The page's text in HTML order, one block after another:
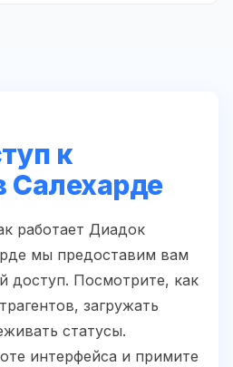
к
Салехарде
работает Диадок
мы предоставим вам
доступ. Посмотрите, как
загружать
статусы.
интерфейса и примите